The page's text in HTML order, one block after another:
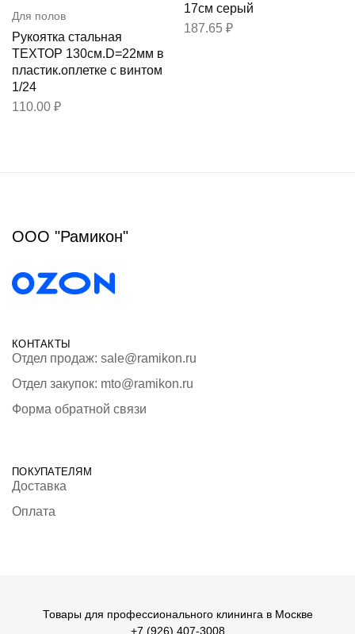
Для полов
Рукоятка стальная
ТЕХТОР 130см.D=22мм в
пластик.оплетке с винтом
1/24
110.00 ₽
17см серый
187.65 ₽
ООО "Рамикон"
КОНТАКТЫ
Отдел продаж: sale@ramikon.ru
Отдел закупок: mto@ramikon.ru
Форма обратной связи
ПОКУПАТЕЛЯМ
Доставка
Оплата
Товары для профессионального клининга в Москве
+7 (926) 407-3008